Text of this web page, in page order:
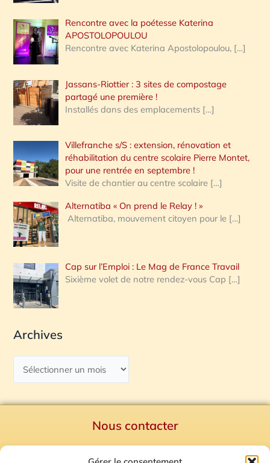
Rencontre avec la poétesse Katerina
APOSTOLOPOULOU
Rencontre avec Katerina Apostolopoulou, […]
Jassans-Riottier : 3 sites de compostage
partagé une première !
Installés dans des emplacements […]
Villefranche s/S : extension, rénovation et
réhabilitation du centre scolaire Pierre Montet,
pour une rentrée en septembre !
Visite de chantier au centre scolaire […]
Alternatiba « On prend le Relay ! »
Alternatiba, mouvement citoyen pour le […]
Cap sur l’Emploi : Le Mag de France Travail
Sixième volet de notre rendez-vous Cap […]
Archives
Nous contacter